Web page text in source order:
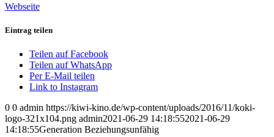
Webseite
Eintrag teilen
Teilen auf Facebook
Teilen auf WhatsApp
Per E-Mail teilen
Link to Instagram
0 0 admin https://kiwi-kino.de/wp-content/uploads/2016/11/koki-
logo-321x104.png admin2021-06-29 14:18:552021-06-29
14:18:55Generation Beziehungsunfähig